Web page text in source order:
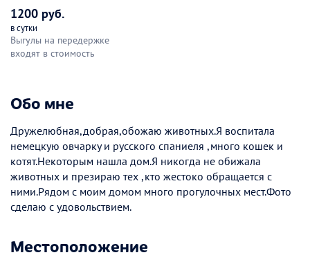
1200 руб.
в сутки
Выгулы на передержке
входят в стоимость
Обо мне
Дружелюбная,добрая,обожаю животных.Я воспитала
немецкую овчарку и русского спаниеля ,много кошек и
котят.Некоторым нашла дом.Я никогда не обижала
животных и презираю тех ,кто жестоко обращается с
ними.Рядом с моим домом много прогулочных мест.Фото
сделаю с удовольствием.
Местоположение